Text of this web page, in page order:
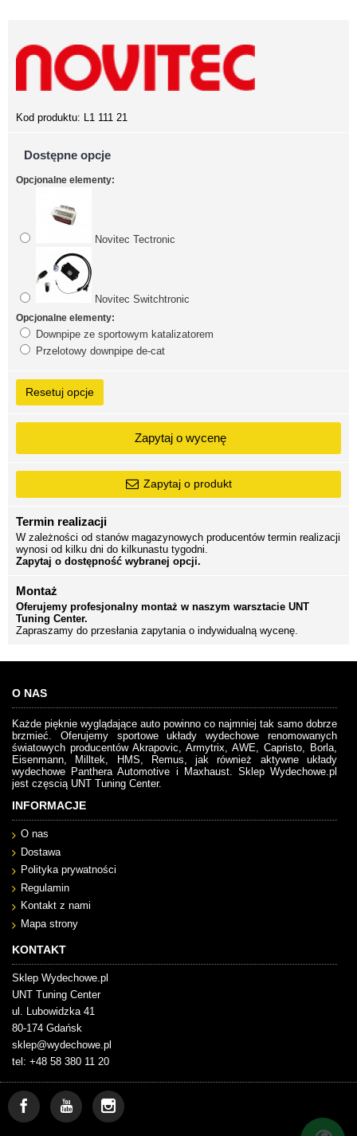
Kod produktu: L1 111 21
Dostępne opcje
Opcjonalne elementy:
Novitec Tectronic
Novitec Switchtronic
Opcjonalne elementy:
Downpipe ze sportowym katalizatorem
Przelotowy downpipe de-cat
Resetuj opcje
Zapytaj o wycenę
Zapytaj o produkt
Termin realizacji
W zależności od stanów magazynowych producentów termin realizacji
wynosi od kilku dni do kilkunastu tygodni.
Zapytaj o dostępność wybranej opcji.
Montaż
Oferujemy profesjonalny montaż w naszym warsztacie UNT
Tuning Center.
Zapraszamy do przesłania zapytania o indywidualną wycenę.
O NAS
Każde pięknie wyglądające auto powinno co najmniej tak samo dobrze
brzmieć. Oferujemy sportowe układy wydechowe renomowanych
światowych producentów Akrapovic, Armytrix, AWE, Capristo, Borla,
Eisenmann, Milltek, HMS, Remus, jak również aktywne układy
wydechowe Panthera Automotive i Maxhaust. Sklep Wydechowe.pl
jest częscią UNT Tuning Center.
INFORMACJE
O nas
Dostawa
Polityka prywatności
Regulamin
Kontakt z nami
Mapa strony
KONTAKT
Sklep Wydechowe.pl
UNT Tuning Center
ul. Lubowidzka 41
80-174 Gdańsk
sklep@wydechowe.pl
tel: +48 58 380 11 20